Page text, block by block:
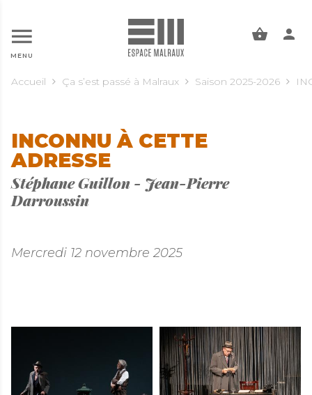
MENU
Accueil Ça s’est passé à Malraux Saison 2025-2026
INCONNU À CETTE
ADRESSE
Stéphane Guillon - Jean-Pierre
Darroussin
Mercredi 12 novembre 2025